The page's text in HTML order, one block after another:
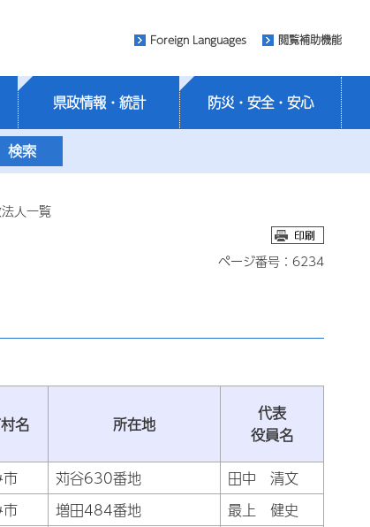
Foreign Languages 閲覧補助機能
県政情報・統計 防災・安全・安心
人一覧
ページ番号：6234
名 所在地
代表
役員名
苅谷630番地
田中 清文
増田484番地
最上 健史